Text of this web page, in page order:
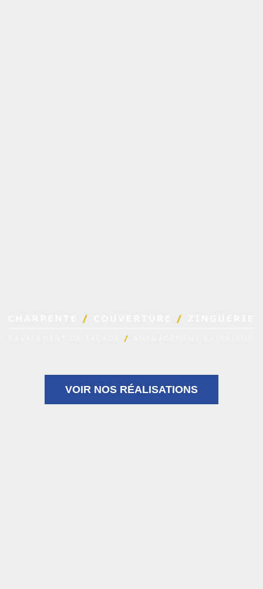
VOIR NOS RÉALISATIONS